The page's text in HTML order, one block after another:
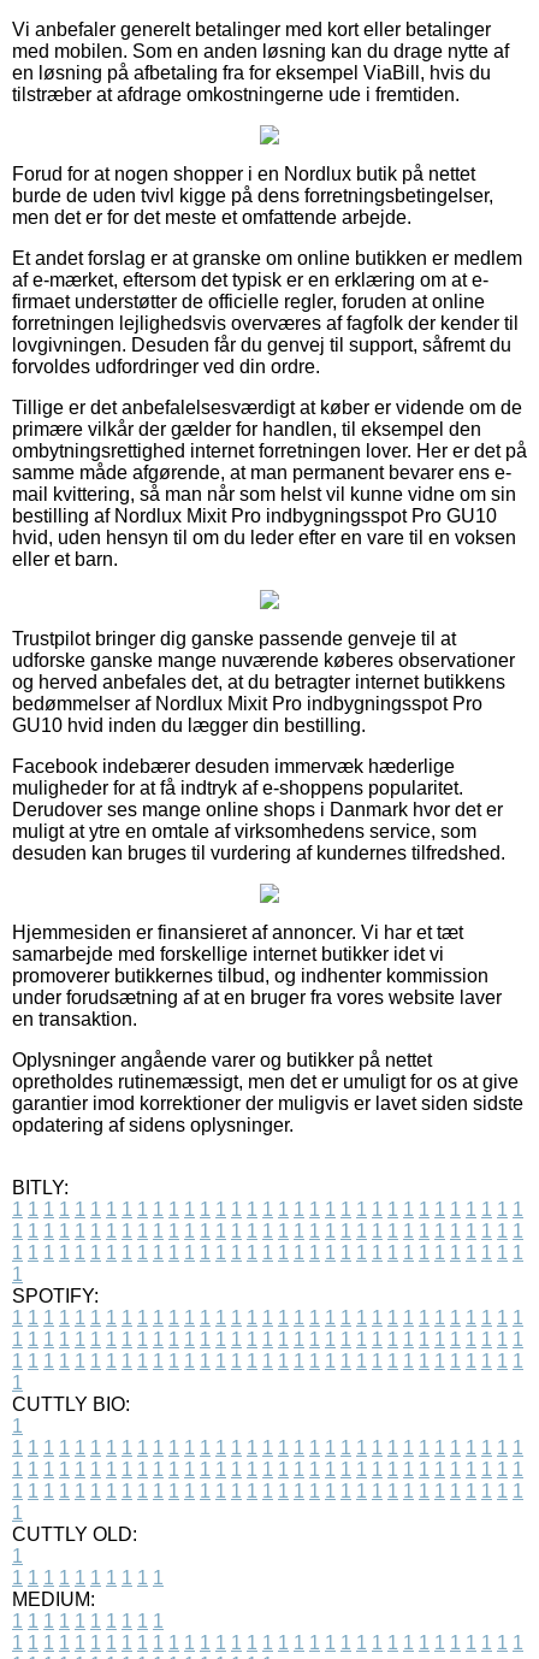
Vi anbefaler generelt betalinger med kort eller betalinger
med mobilen. Som en anden løsning kan du drage nytte af
en løsning på afbetaling fra for eksempel ViaBill, hvis du
tilstræber at afdrage omkostningerne ude i fremtiden.
Forud for at nogen shopper i en Nordlux butik på nettet
burde de uden tvivl kigge på dens forretningsbetingelser,
men det er for det meste et omfattende arbejde.
Et andet forslag er at granske om online butikken er medlem
af e-mærket, eftersom det typisk er en erklæring om at e-
firmaet understøtter de officielle regler, foruden at online
forretningen lejlighedsvis overværes af fagfolk der kender til
lovgivningen. Desuden får du genvej til support, såfremt du
forvoldes udfordringer ved din ordre.
Tillige er det anbefalelsesværdigt at køber er vidende om de
primære vilkår der gælder for handlen, til eksempel den
ombytningsrettighed internet forretningen lover. Her er det på
samme måde afgørende, at man permanent bevarer ens e-
mail kvittering, så man når som helst vil kunne vidne om sin
bestilling af Nordlux Mixit Pro indbygningsspot Pro GU10
hvid, uden hensyn til om du leder efter en vare til en voksen
eller et barn.
Trustpilot bringer dig ganske passende genveje til at
udforske ganske mange nuværende køberes observationer
og herved anbefales det, at du betragter internet butikkens
bedømmelser af Nordlux Mixit Pro indbygningsspot Pro
GU10 hvid inden du lægger din bestilling.
Facebook indebærer desuden immervæk hæderlige
muligheder for at få indtryk af e-shoppens popularitet.
Derudover ses mange online shops i Danmark hvor det er
muligt at ytre en omtale af virksomhedens service, som
desuden kan bruges til vurdering af kundernes tilfredshed.
Hjemmesiden er finansieret af annoncer. Vi har et tæt
samarbejde med forskellige internet butikker idet vi
promoverer butikkernes tilbud, og indhenter kommission
under forudsætning af at en bruger fra vores website laver
en transaktion.
Oplysninger angående varer og butikker på nettet
opretholdes rutinemæssigt, men det er umuligt for os at give
garantier imod korrektioner der muligvis er lavet siden sidste
opdatering af sidens oplysninger.
BITLY:
1 1 1 1 1 1 1 1 1 1 1 1 1 1 1 1 1 1 1 1 1 1 1 1 1 1 1 1 1 1 1 1 1
1 1 1 1 1 1 1 1 1 1 1 1 1 1 1 1 1 1 1 1 1 1 1 1 1 1 1 1 1 1 1 1 1
1 1 1 1 1 1 1 1 1 1 1 1 1 1 1 1 1 1 1 1 1 1 1 1 1 1 1 1 1 1 1 1 1
1
SPOTIFY:
1 1 1 1 1 1 1 1 1 1 1 1 1 1 1 1 1 1 1 1 1 1 1 1 1 1 1 1 1 1 1 1 1
1 1 1 1 1 1 1 1 1 1 1 1 1 1 1 1 1 1 1 1 1 1 1 1 1 1 1 1 1 1 1 1 1
1 1 1 1 1 1 1 1 1 1 1 1 1 1 1 1 1 1 1 1 1 1 1 1 1 1 1 1 1 1 1 1 1
1
CUTTLY BIO:
1
1 1 1 1 1 1 1 1 1 1 1 1 1 1 1 1 1 1 1 1 1 1 1 1 1 1 1 1 1 1 1 1 1
1 1 1 1 1 1 1 1 1 1 1 1 1 1 1 1 1 1 1 1 1 1 1 1 1 1 1 1 1 1 1 1 1
1 1 1 1 1 1 1 1 1 1 1 1 1 1 1 1 1 1 1 1 1 1 1 1 1 1 1 1 1 1 1 1 1
1
CUTTLY OLD:
1
1 1 1 1 1 1 1 1 1 1
MEDIUM:
1 1 1 1 1 1 1 1 1 1
1 1 1 1 1 1 1 1 1 1 1 1 1 1 1 1 1 1 1 1 1 1 1 1 1 1 1 1 1 1 1 1 1